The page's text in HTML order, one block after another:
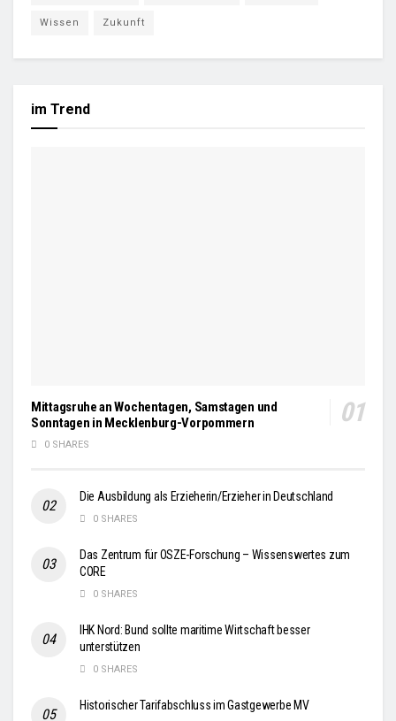
Wissen Zukunft
im Trend
Mittagsruhe an Wochentagen, Samstagen und
Sonntagen in Mecklenburg-Vorpommern
0 SHARES
Die Ausbildung als Erzieherin/Erzieher in Deutschland
0 SHARES
Das Zentrum für OSZE-Forschung – Wissenswertes zum
CORE
0 SHARES
IHK Nord: Bund sollte maritime Wirtschaft besser
unterstützen
0 SHARES
Historischer Tarifabschluss im Gastgewerbe MV